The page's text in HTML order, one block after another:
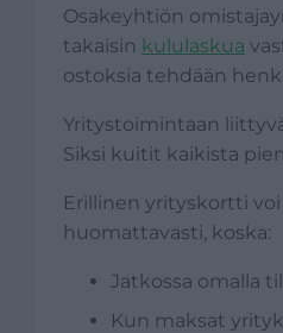
Osakeyhtiön
takaisin kululaskua
ostoksia tehdään
Yritystoimintaan
Siksi kuitit kaikista
Erillinen yrityskortti voi
huomattavasti, koska:
Jatkossa omalla
Kun maksat